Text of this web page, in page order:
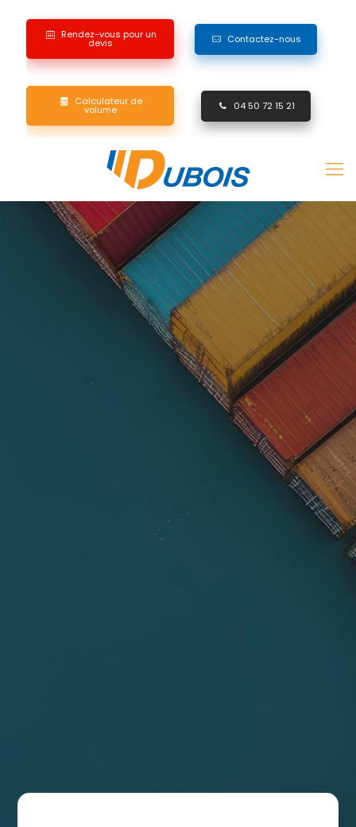
Rendez-vous pour un
devis Contactez-nous
Calculateur de
volume 04 50 72 15 21